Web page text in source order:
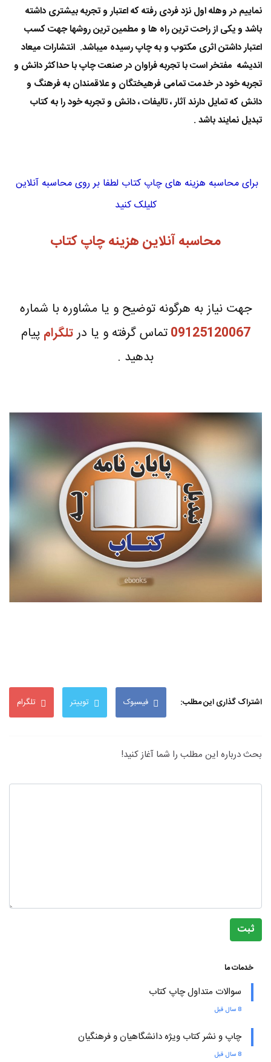
نماییم در وهله اول نزد فردی رفته که اعتبار و تجربه بیشتری داشته
باشد و یکی از راحت ترین راه ها و مطمین ترین روشها جهت کسب
اعتبار داشتن اثری مکتوب و به چاپ رسیده میباشد. انتشارات میعاد
اندیشه مفتخر است با تجربه فراوان در صنعت چاپ با حداکثر دانش و
تجربه خود در خدمت تمامی فرهیختگان و علاقمندان به فرهنگ و
دانش که تمایل دارند آثار ، تالیفات ، دانش و تجربه خود را به کتاب
تبدیل نمایند باشد.
برای محاسبه هزینه های چاپ کتاب لطفا بر روی محاسبه آنلاین
کلیلک کنید
محاسبه آنلاین هزینه چاپ کتاب
جهت نیاز به هرگونه توضیح و یا مشاوره با شماره
09125120067تماس گرفته و یا درتلگرام پیام
بدهید .
اشتراک گذاری این مطلب: فیسبوک توییتر تلگرام
بحث درباره این مطلب را شما آغاز کنید!
ثبت
خدمات ما
سوالات متداول چاپ کتاب
8 سال قبل
چاپ و نشر کتاب ویژه دانشگاهیان و فرهنگیان
8 سال قبل